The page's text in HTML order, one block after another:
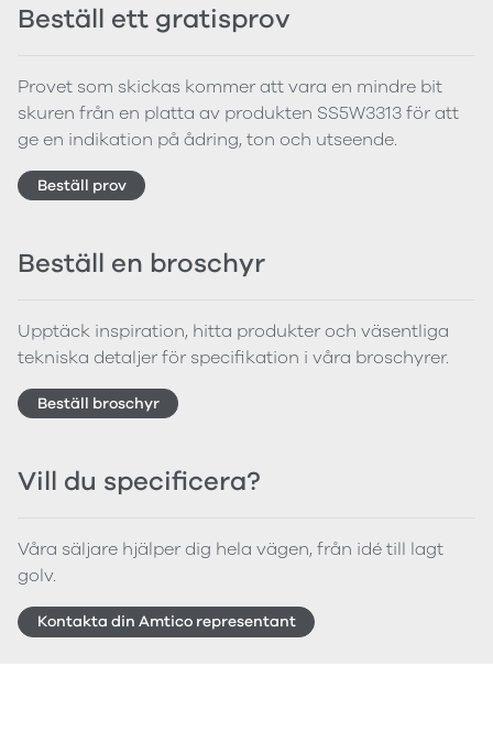
Beställ ett gratisprov
Provet som skickas kommer att vara en mindre bit
skuren från en platta av produkten SS5W3313 för att
ge en indikation på ådring, ton och utseende.
Beställ prov
Beställ en broschyr
Upptäck inspiration, hitta produkter och väsentliga
tekniska detaljer för specifikation i våra broschyrer.
Beställ broschyr
Vill du specificera?
Våra säljare hjälper dig hela vägen, från idé till lagt
golv.
Kontakta din Amtico representant